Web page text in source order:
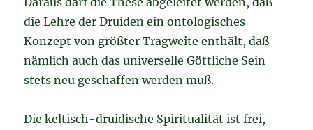
die Lehre der Druiden ein ontologisches
Konzept von größter Tragweite enthält, daß
nämlich auch das universelle Göttliche Sein
stets neu geschaffen werden muß.
Die keltisch-druidische Spiritualität ist frei,